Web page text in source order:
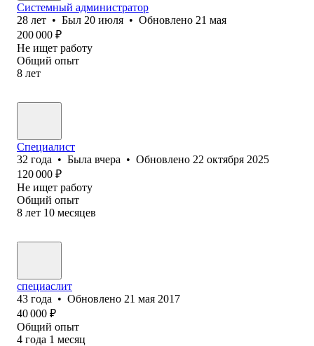
Системный администратор
28 лет • Был 20 июля • Обновлено 21 мая
200 000 ₽
Не ищет работу
Общий опыт
8 лет
Специалист
32 года • Была вчера • Обновлено 22 октября 2025
120 000 ₽
Не ищет работу
Общий опыт
8 лет 10 месяцев
специаслит
43 года • Обновлено 21 мая 2017
40 000 ₽
Общий опыт
4 года 1 месяц